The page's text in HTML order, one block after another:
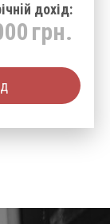
дохід:
грн.